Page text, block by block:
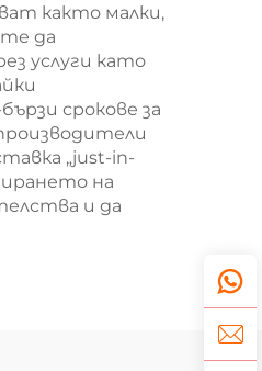
както малки,
да
услуги като
срокове за
„just-in-
на
и да